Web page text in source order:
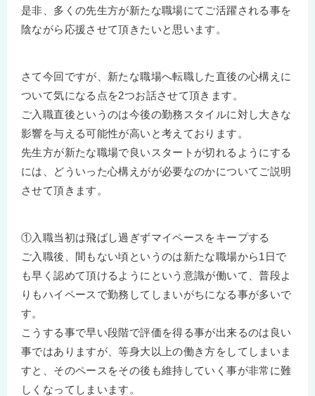
是非、多くの先生方が新たな職場にてご活躍される事を
陰ながら応援させて頂きたいと思います。
さて今回ですが、新たな職場へ転職した直後の心構えに
ついて気になる点を2つお話させて頂きます。
ご入職直後というのは今後の勤務スタイルに対し大きな
影響を与える可能性が高いと考えております。
先生方が新たな職場で良いスタートが切れるようにする
には、どういった心構えがが必要なのかについてご説明
させて頂きます。
①入職当初は飛ばし過ぎずマイペースをキープする
ご入職後、間もない頃というのは新たな職場から1日で
も早く認めて頂けるようにという意識が働いて、普段よ
りもハイペースで勤務してしまいがちになる事が多いで
す。
こうする事で早い段階で評価を得る事が出来るのは良い
事ではありますが、等身大以上の働き方をしてしまいま
すと、そのペースをその後も維持していく事が非常に難
しくなってしまいます。